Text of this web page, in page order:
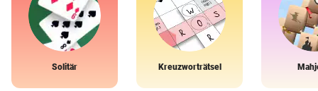
Solitär Kreuzworträtsel